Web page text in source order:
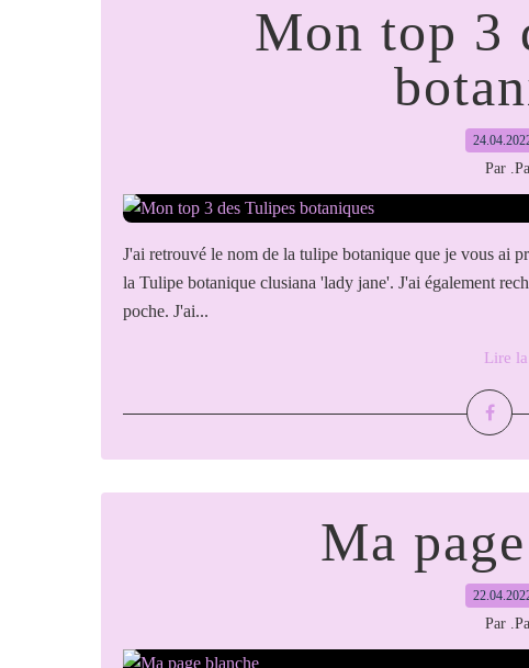
Mon top 3
Par
J'ai retrouvé le nom de la tulipe botanique que je vous ai
la Tulipe botanique clusiana 'lady jane'. J'ai également
poche. J'ai...
Lire
Ma
Par